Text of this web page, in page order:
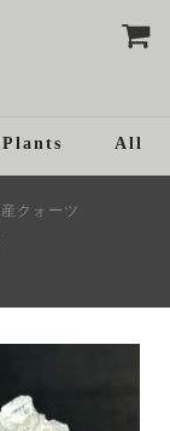
Plants All
クォーツ